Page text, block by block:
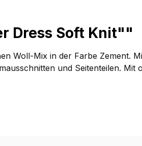
Dress Soft Knit""
Woll-Mix in der Farbe Zement.
und Seitenteilen. Mit